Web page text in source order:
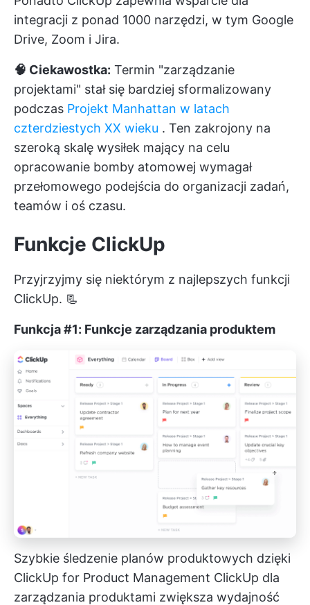
integracji z ponad 1000 narzędzi, w tym Google
Drive, Zoom i Jira.
🧠 Ciekawostka: Termin "zarządzanie
projektami" stał się bardziej sformalizowany
podczas Projekt Manhattan w latach
czterdziestych XX wieku . Ten zakrojony na
szeroką skalę wysiłek mający na celu
opracowanie bomby atomowej wymagał
przełomowego podejścia do organizacji zadań,
teamów i oś czasu.
Funkcje ClickUp
Przyjrzyjmy się niektórym z najlepszych funkcji
ClickUp. 📃
Funkcja #1: Funkcje zarządzania produktem
Szybkie śledzenie planów produktowych dzięki
ClickUp for Product Management ClickUp dla
zarządzania produktami zwiększa wydajność